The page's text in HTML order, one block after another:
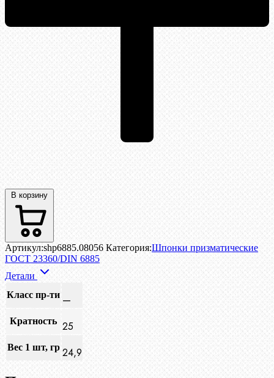
В корзину
Артикул:shp6885.08056 Категория:Шпонки призматические
ГОСТ 23360/DIN 6885
Детали
Класс пр-ти —
Кратность 25
Вес 1 шт, гр 24,9